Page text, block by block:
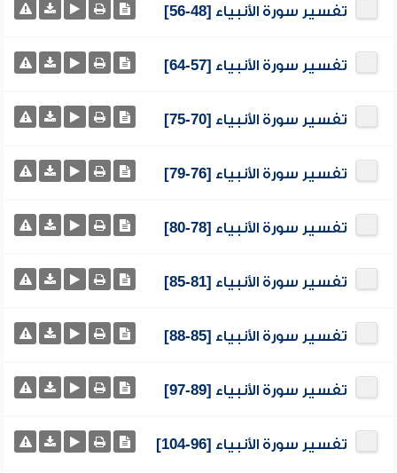
تفسير سورة الأنبياء [48-56]
تفسير سورة الأنبياء [57-64]
تفسير سورة الأنبياء [70-75]
تفسير سورة الأنبياء [76-79]
تفسير سورة الأنبياء [78-80]
تفسير سورة الأنبياء [81-85]
تفسير سورة الأنبياء [85-88]
تفسير سورة الأنبياء [89-97]
تفسير سورة الأنبياء [96-104]